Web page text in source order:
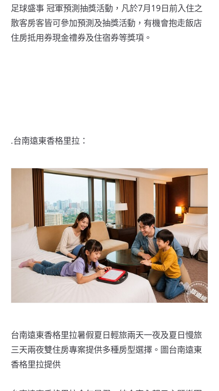
足球盛事 冠軍預測抽獎活動，凡於7月19日前入住之
散客房客皆可參加預測及抽獎活動，有機會抱走飯店
住房抵用券現金禮券及住宿券等獎項。
.台南遠東香格里拉：
台南遠東香格里拉暑假夏日輕旅兩天一夜及夏日慢旅
三天兩夜雙住房專案提供多種房型選擇。圖台南遠東
香格里拉提供